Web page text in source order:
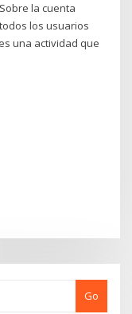
la cuenta
los usuarios
una actividad que
Go